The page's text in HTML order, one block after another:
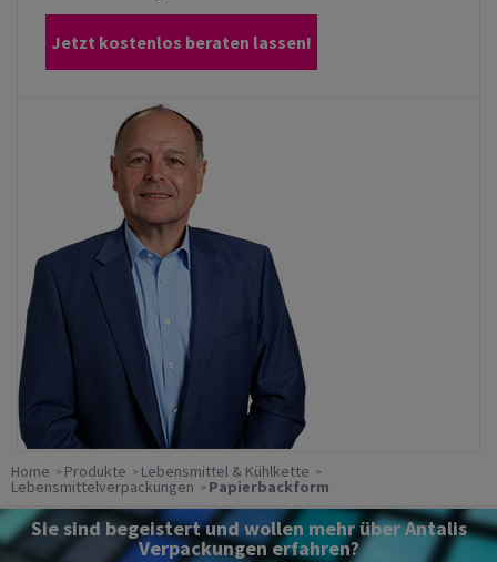
Jetzt kostenlos beraten lassen!
Home Produkte Lebensmittel & Kühlkette
Lebensmittelverpackungen Papierbackform
Sie sind begeistert und wollen mehr über Antalis
Verpackungen erfahren?